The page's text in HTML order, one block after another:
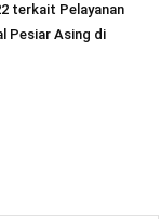
terkait Pelayanan
Pesiar Asing di